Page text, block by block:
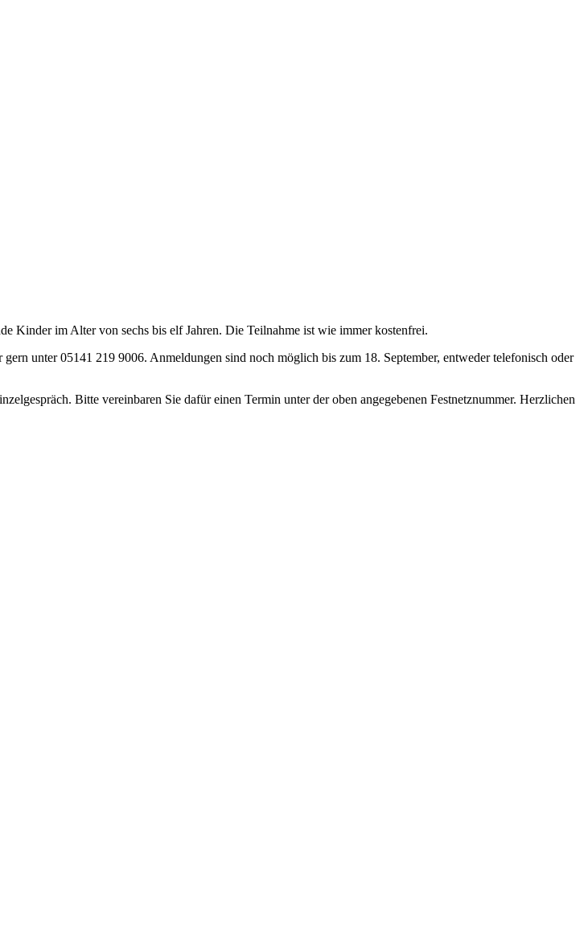
Kinder im Alter von sechs bis elf Jahren. Die Teilnahme ist wie immer kostenfrei.
unter 05141 219 9006. Anmeldungen sind noch möglich bis zum 18. September, entweder telefonisch oder
Bitte vereinbaren Sie dafür einen Termin unter der oben angegebenen Festnetznummer. Herzlichen